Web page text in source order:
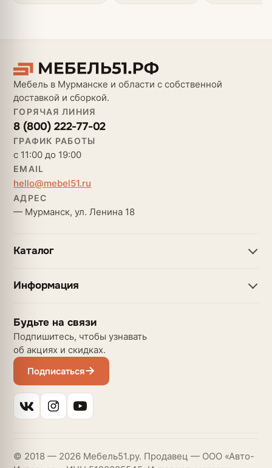
Мебель в Мурманске и области с собственной
доставкой и сборкой.
ГОРЯЧАЯ ЛИНИЯ
8 (800) 222-77-02
ГРАФИК РАБОТЫ
с 11:00 до 19:00
EMAIL
hello@mebel51.ru
АДРЕС
— Мурманск, ул. Ленина 18
Каталог
Информация
Будьте на связи
Подпишитесь, чтобы узнавать
об акциях и скидках.
Подписаться
© 2018 — 2026 Мебель51.ру. Продавец — ООО «Авто-